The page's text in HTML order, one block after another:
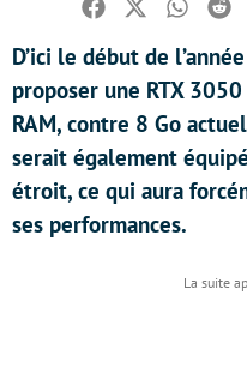
Facebook
TwitterWhatsapp
D’ici le début de
proposer une RTX
RAM, contre 8 Go
serait également
étroit, ce qui aura
ses performances.